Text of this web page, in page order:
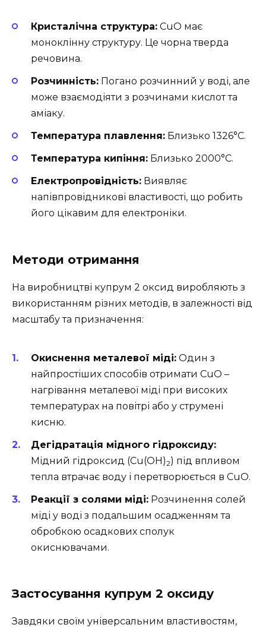
Кристалічна структура: CuO має
моноклінну структуру. Це чорна тверда
речовина.
Розчинність: Погано розчинний у воді, але
може взаємодіяти з розчинами кислот та
аміаку.
Температура плавлення: Близько 1326°C.
Температура кипіння: Близько 2000°C.
Електропровідність: Виявляє
напівпровідникові властивості, що робить
його цікавим для електроніки.
Методи отримання
На виробництві купрум 2 оксид виробляють з
використанням різних методів, в залежності від
масштабу та призначення:
Окиснення металевої міді: Один з
найпростіших способів отримати CuO –
нагрівання металевої міді при високих
температурах на повітрі або у струмені
кисню.
Дегідратація мідного гідроксиду:
Мідний гідроксид (Cu(OH)2) під впливом
тепла втрачає воду і перетворюється в CuO.
Реакції з солями міді: Розчинення солей
міді у воді з подальшим осадженням та
обробкою осадкових сполук
окиснювачами.
Застосування купрум 2 оксиду
Завдяки своїм універсальним властивостям,